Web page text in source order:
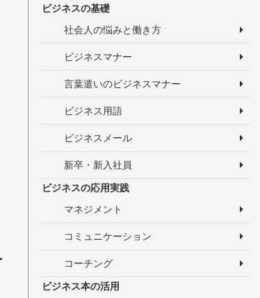
ビジネスの基礎
社会人の悩みと働き方
ビジネスマナー
言葉遣いのビジネスマナー
ビジネス用語
ビジネスメール
新卒・新入社員
ビジネスの応用実践
マネジメント
コミュニケーション
コーチング
ビジネス本の活用